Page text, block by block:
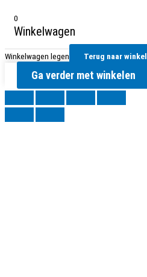
0
Winkelwagen
Winkelwagen legen Terug naar winkel
Ga verder met winkelen